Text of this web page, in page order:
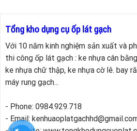
Tổng kho dụng cụ ốp lát gạch
Với 10 năm kinh nghiệm sản xuất và
thi công ốp lát gạch : ke nhựa cân
ke nhựa chữ thập, ke nhựa cờ lê. bay
máy rung gạch...
- Phone: 0984.929.718
- Email: